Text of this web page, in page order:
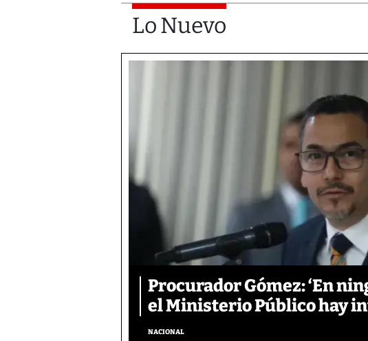
Lo Nuevo
Procurador Gómez: ‘En
el Ministerio Público hay
NACIONAL